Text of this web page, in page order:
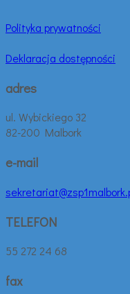
Polityka prywatności
Deklaracja dostępności
adres
ul. Wybickiego 32
82-200 Malbork
e-mail
TELEFON
55 272 24 68
fax